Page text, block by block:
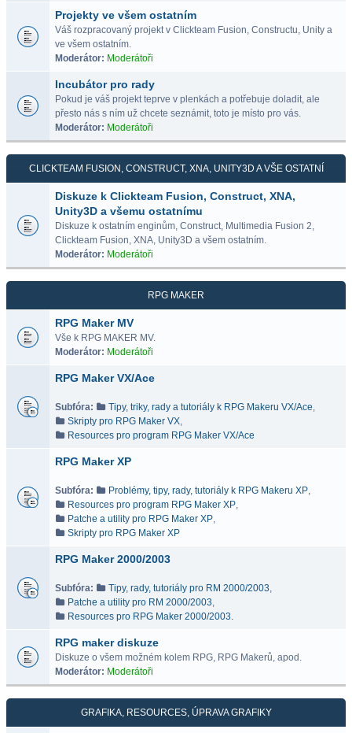
Projekty ve všem ostatním
Váš rozpracovaný projekt v Clickteam Fusion, Constructu, Unity a
ve všem ostatním.
Moderátor: Moderátoři
Incubátor pro rady
Pokud je váš projekt teprve v plenkách a potřebuje doladit, ale
přesto nás s ním už chcete seznámit, toto je místo pro vás.
Moderátor: Moderátoři
CLICKTEAM FUSION, CONSTRUCT, XNA, UNITY3D A VŠE OSTATNÍ
Diskuze k Clickteam Fusion, Construct, XNA,
Unity3D a všemu ostatnímu
Diskuze k ostatním enginům, Construct, Multimedia Fusion 2,
Clickteam Fusion, XNA, Unity3D a všem ostatním.
Moderátor: Moderátoři
RPG MAKER
RPG Maker MV
Vše k RPG MAKER MV.
Moderátor: Moderátoři
RPG Maker VX/Ace
Subfóra: Tipy, triky, rady a tutoriály k RPG Makeru VX/Ace,
Skripty pro RPG Maker VX,
Resources pro program RPG Maker VX/Ace
RPG Maker XP
Subfóra: Problémy, tipy, rady, tutoriály k RPG Makeru XP,
Resources pro program RPG Maker XP,
Patche a utility pro RPG Maker XP,
Skripty pro RPG Maker XP
RPG Maker 2000/2003
Subfóra: Tipy, rady, tutoriály pro RM 2000/2003,
Patche a utility pro RM 2000/2003,
Resources pro RPG Maker 2000/2003.
RPG maker diskuze
Diskuze o všem možném kolem RPG, RPG Makerů, apod.
Moderátor: Moderátoři
GRAFIKA, RESOURCES, ÚPRAVA GRAFIKY